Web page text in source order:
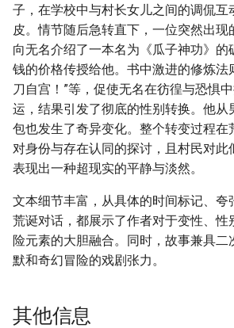
子，在学校中与村长女儿之间的调侃互
皮。情节随后急转直下，一位突然出
向无名介绍了一本名为《瓜子神功》的
钱的价格传授给他。书中激进的修炼
刀自宫！”等，促使无名在彷徨与恐惧
运，结果引发了彻底的性别转换。他从
包也发生了奇异变化。整个转变过程在
对身份与存在认同的探讨，且村民对此
表现出一种超现实的平静与淡然。
文本细节丰富，从具体的时间标记、夸
荒诞对话，都展示了作者对于变性、性
险元素的大胆融合。同时，故事兼具二
默和奇幻冒险的戏剧张力。
其他信息